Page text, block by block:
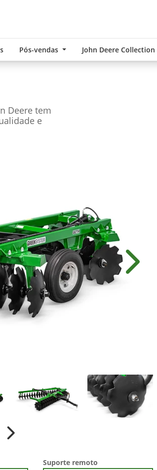
Pós-vendas John Deere Collection
Deere tem
e
Próximo
Próximo
Suporte remoto